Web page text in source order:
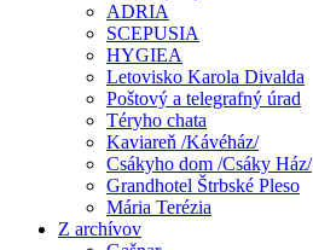
ADRIA
SCEPUSIA
HYGIEA
Letovisko Karola Divalda
Poštový a telegrafný úrad
Téryho chata
Kaviareň /Kávéház/
Csákyho dom /Csáky Ház/
Grandhotel Štrbské Pleso
Mária Terézia
Z archívov